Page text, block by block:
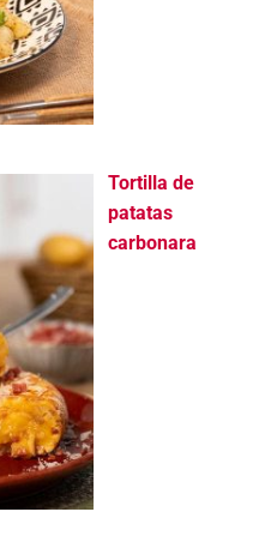
Tortilla de
patatas
carbonara